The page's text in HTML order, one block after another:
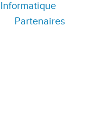
Informatique
Partenaires